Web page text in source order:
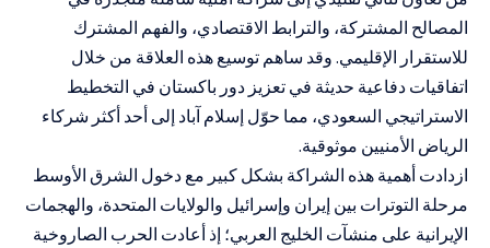
المصالح المشتركة، والترابط الاقتصادي، والفهم المشترك
للاستقرار الإقليمي. وقد ساهم توسيع هذه العلاقة من خلال
اتفاقيات دفاعية حديثة في تعزيز دور باكستان في التخطيط
الاستراتيجي السعودي، مما حوّل إسلام آباد إلى أحد أكثر شركاء
الرياض الأمنيين موثوقية.
ازدادت أهمية هذه الشراكة بشكل كبير مع دخول الشرق الأوسط
مرحلة التوترات بين إيران وإسرائيل والولايات المتحدة، والهجمات
الإيرانية على منشآت الخليج العربي؛ إذ أعادت الحرب الصاروخية